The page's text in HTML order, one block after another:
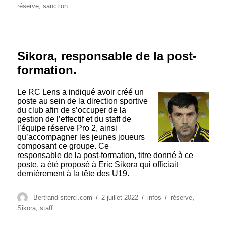
réserve,sanction
Sikora, responsable de la post-
formation.
Le RC Lens a indiqué avoir créé un
poste au sein de la direction sportive
du club afin de s’occuper de la
gestion de l’effectif et du staff de
l’équipe réserve Pro 2, ainsi
qu’accompagner les jeunes joueurs
composant ce groupe. Ce
responsable de la post-formation, titre donné à ce
poste, a été proposé à Eric Sikora qui officiait
dernièrement à la tête des U19.
Auteur
Bertrand sitercl.com
Publié
2 juillet 2022 Catégories
infos Étiquettes
réserve,
Sikora,staff